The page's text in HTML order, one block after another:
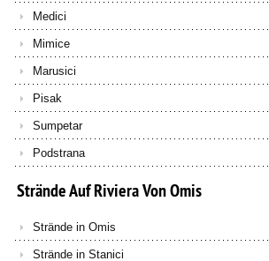
Medici
Mimice
Marusici
Pisak
Sumpetar
Podstrana
SträndeAufRivieraVonOmis
Strände in Omis
Strände in Stanici